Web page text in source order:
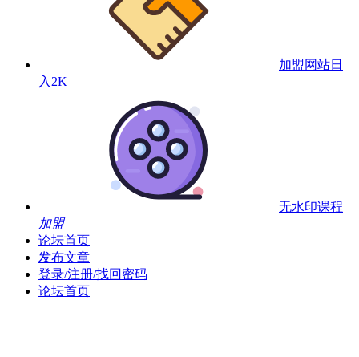
加盟网站日
入2K
无水印课程
加盟
论坛首页
发布文章
登录/注册/找回密码
论坛首页